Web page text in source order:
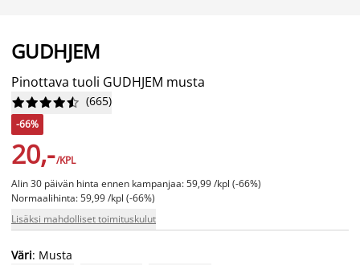
GUDHJEM
Pinottava tuoli GUDHJEM musta





 (665)
-66%
20,-/KPL
Alin 30 päivän hinta ennen kampanjaa: 59,99 /kpl (-66%)
Normaalihinta: 59,99 /kpl (-66%)
Lisäksi mahdolliset toimituskulut
Väri: Musta